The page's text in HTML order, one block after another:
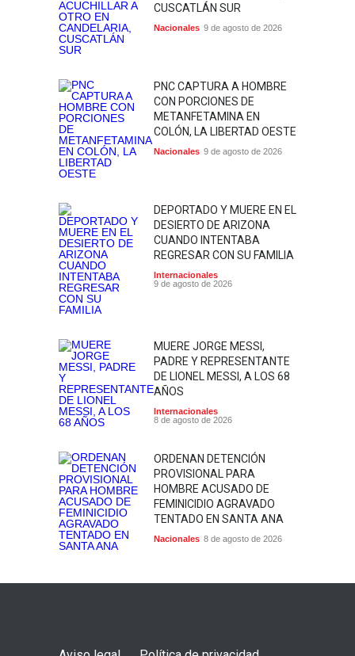
CUSCATLÁN SUR
Nacionales 9 de agosto de 2026
PNC CAPTURA A HOMBRE
CON PORCIONES DE
METANFETAMINA EN
COLÓN, LA LIBERTAD OESTE
Nacionales 9 de agosto de 2026
DEPORTADO Y MUERE EN EL
DESIERTO DE ARIZONA
CUANDO INTENTABA
REGRESAR CON SU FAMILIA
Internacionales
9 de agosto de 2026
MUERE JORGE MESSI,
PADRE Y REPRESENTANTE
DE LIONEL MESSI, A LOS 68
AÑOS
Internacionales
8 de agosto de 2026
ORDENAN DETENCIÓN
PROVISIONAL PARA
HOMBRE ACUSADO DE
FEMINICIDIO AGRAVADO
TENTADO EN SANTA ANA
Nacionales 8 de agosto de 2026